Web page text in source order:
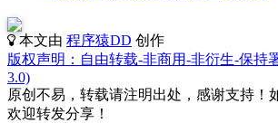
本文由 程序猿DD 创作
版权声明：自由转载-非商用-非衍生-保持
3.0)
原创不易，转载请注明出处，感谢支持！
欢迎转发分享！